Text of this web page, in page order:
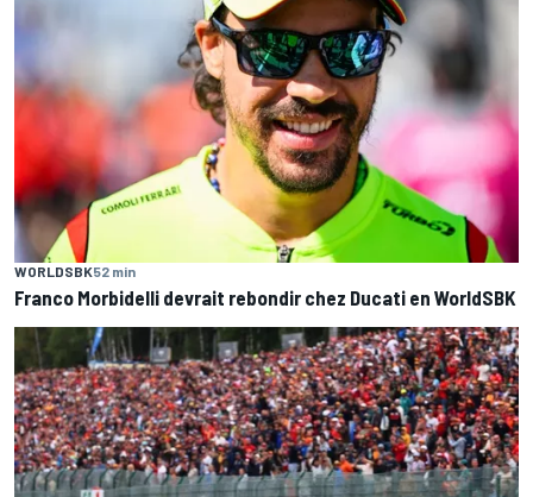
WORLDSBK52 min
Franco Morbidelli devrait rebondir chez Ducati en WorldSBK